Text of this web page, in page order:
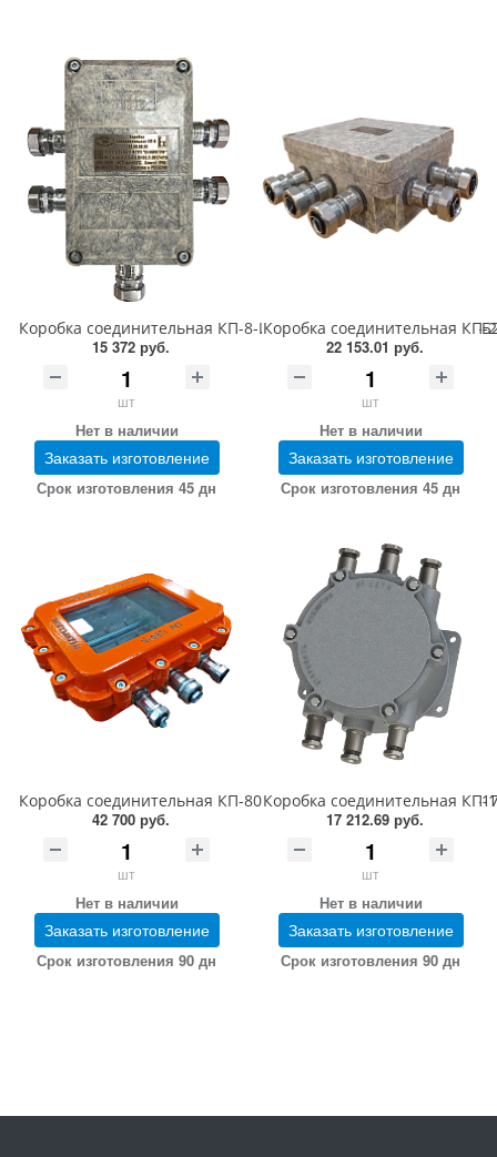
Коробка соединительная КП-8-И1-1-(264-120) 10-(264-727) 1-
15 372 руб.
шт
Нет в наличии
Заказать изготовление
Срок изготовления 45 дн
Коробка соединительная
22 153.01 руб.
шт
Нет в наличии
Заказать изготовление
Срок изготовления 45 дн
Коробка соединительная КП-80В-Б3-G1/4-М-9-10-Г1-G3/4-М-
42 700 руб.
шт
Нет в наличии
Заказать изготовление
Срок изготовления 90 дн
Коробка соединительная КП-
17 212.69 руб.
шт
Нет в наличии
Заказать изготовление
Срок изготовления 90 дн